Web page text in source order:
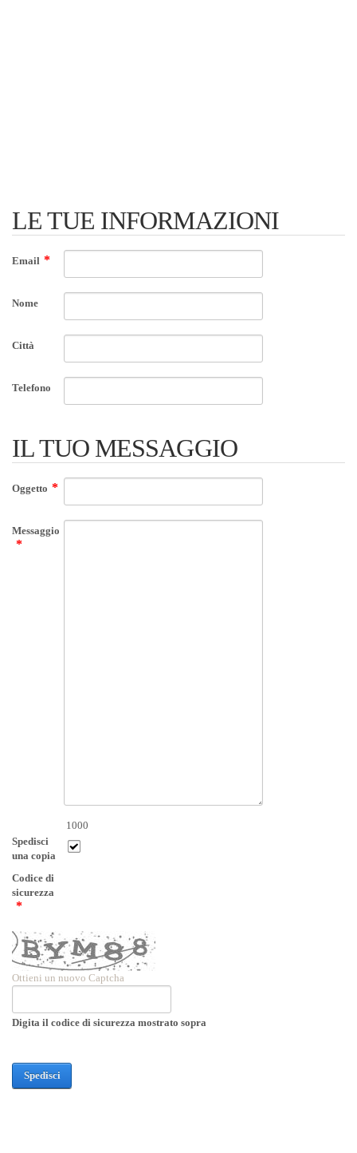
LE TUE INFORMAZIONI
Email
Nome
Città
Telefono
IL TUO MESSAGGIO
Oggetto
Messaggio
1000
Spedisci
una copia
Codice di
sicurezza
Ottieni un nuovo Captcha
Digita il codice di sicurezza mostrato sopra
Spedisci